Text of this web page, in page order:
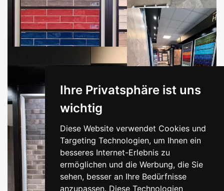
Ihre Privatsphäre ist uns
wichtig
Diese Website verwendet Cookies und
Targeting Technologien, um Ihnen ein
besseres Internet-Erlebnis zu
ermöglichen und die Werbung, die Sie
sehen, besser an Ihre Bedürfnisse
anzupassen. Diese Technologien